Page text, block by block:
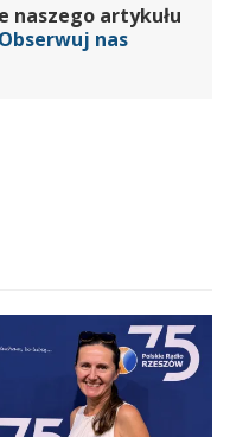
naszego artykułu
Obserwuj nas